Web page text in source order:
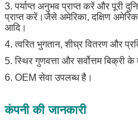
3. पर्याप्त अनुभव प्राप्त करें और पूरी
प्राप्त करें।जैसे अमेरिका, दक्षिण
आदि।
4. त्वरित भुगतान, शीघ्र वितरण और
5. स्थिर गुणवत्ता और सर्वोत्तम बिक्री के
6. OEM सेवा उपलब्ध है।
कंपनी की जानकारी